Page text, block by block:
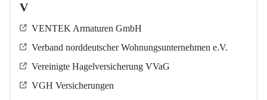
V
VENTEK Armaturen GmbH
Verband norddeutscher Wohnungsunternehmen e.V.
Vereinigte Hagelversicherung VVaG
VGH Versicherungen